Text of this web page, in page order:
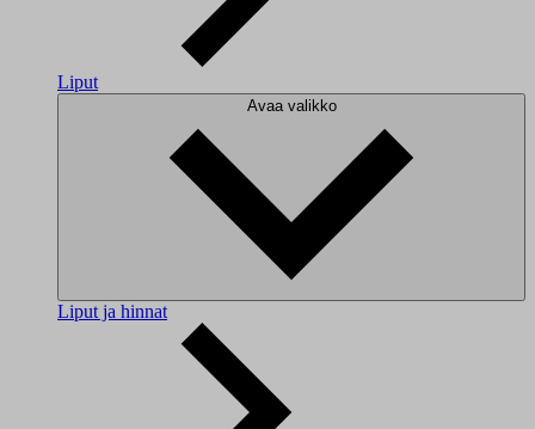
Liput
Avaa valikko
Liput ja hinnat